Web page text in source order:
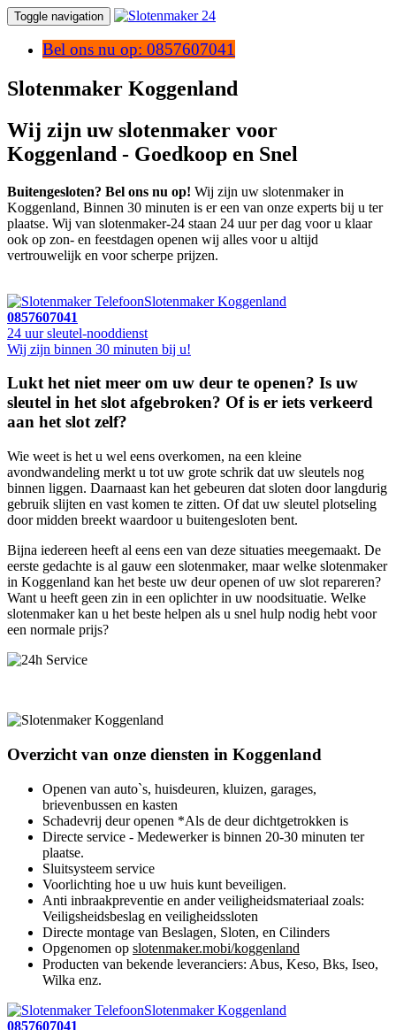
Toggle navigation
Bel ons nu op: 0857607041
Slotenmaker Koggenland
Wij zijn uw slotenmaker voor
Koggenland - Goedkoop en Snel
Buitengesloten? Bel ons nu op! Wij zijn uw slotenmaker in
Koggenland, Binnen 30 minuten is er een van onze experts bij u ter
plaatse. Wij van slotenmaker-24 staan 24 uur per dag voor u klaar
ook op zon- en feestdagen openen wij alles voor u altijd
vertrouwelijk en voor scherpe prijzen.
Slotenmaker Koggenland
0857607041
24 uur sleutel-nooddienst
Wij zijn binnen 30 minuten bij u!
Lukt het niet meer om uw deur te openen? Is uw
sleutel in het slot afgebroken? Of is er iets verkeerd
aan het slot zelf?
Wie weet is het u wel eens overkomen, na een kleine
avondwandeling merkt u tot uw grote schrik dat uw sleutels nog
binnen liggen. Daarnaast kan het gebeuren dat sloten door langdurig
gebruik slijten en vast komen te zitten. Of dat uw sleutel plotseling
door midden breekt waardoor u buitengesloten bent.
Bijna iedereen heeft al eens een van deze situaties meegemaakt. De
eerste gedachte is al gauw een slotenmaker, maar welke slotenmaker
in Koggenland kan het beste uw deur openen of uw slot repareren?
Want u heeft geen zin in een oplichter in uw noodsituatie. Welke
slotenmaker kan u het beste helpen als u snel hulp nodig hebt voor
een normale prijs?
Overzicht van onze diensten in Koggenland
Openen van auto`s, huisdeuren, kluizen, garages,
brievenbussen en kasten
Schadevrij deur openen *Als de deur dichtgetrokken is
Directe service - Medewerker is binnen 20-30 minuten ter
plaatse.
Sluitsysteem service
Voorlichting hoe u uw huis kunt beveiligen.
Anti inbraakpreventie en ander veiligheidsmateriaal zoals:
Veiligsheidsbeslag en veiligheidssloten
Directe montage van Beslagen, Sloten, en Cilinders
Opgenomen op slotenmaker.mobi/koggenland
Producten van bekende leveranciers: Abus, Keso, Bks, Iseo,
Wilka enz.
Slotenmaker Koggenland
0857607041